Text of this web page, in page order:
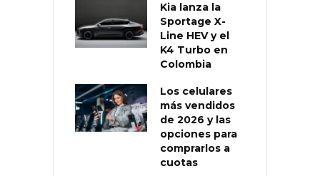
Kia lanza la
Sportage X-
Line HEV y el
K4 Turbo en
Colombia
Los celulares
más vendidos
de 2026 y las
opciones para
comprarlos a
cuotas